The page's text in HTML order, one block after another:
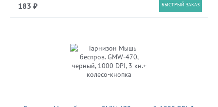
183 ₽ БЫСТРЫЙ ЗАКАЗ